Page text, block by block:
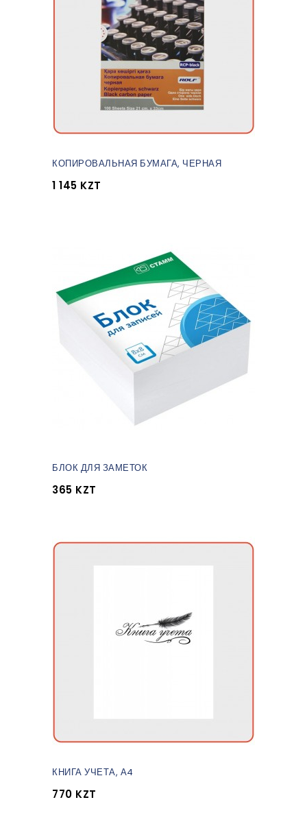
КОПИРОВАЛЬНАЯ БУМАГА, ЧЕРНАЯ
1 145 KZT
БЛОК ДЛЯ ЗАМЕТОК
365 KZT
КНИГА УЧЕТА, А4
770 KZT